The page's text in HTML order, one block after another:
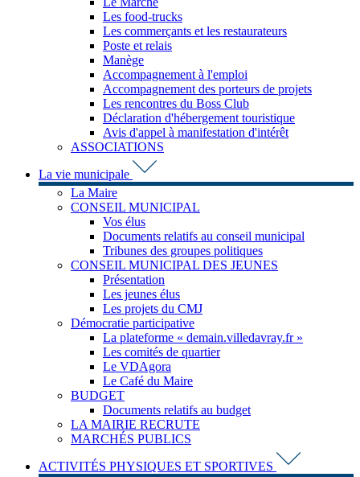
Les food-trucks
Les commerçants et les restaurateurs
Poste et relais
Manège
Accompagnement à l'emploi
Accompagnement des porteurs de projets
Les rencontres du Boss Club
Déclaration d'hébergement touristique
Avis d'appel à manifestation d'intérêt
ASSOCIATIONS
La vie municipale
La Maire
CONSEIL MUNICIPAL
Vos élus
Documents relatifs au conseil municipal
Tribunes des groupes politiques
CONSEIL MUNICIPAL DES JEUNES
Présentation
Les jeunes élus
Les projets du CMJ
Démocratie participative
La plateforme « demain.villedavray.fr »
Les comités de quartier
Le VDAgora
Le Café du Maire
BUDGET
Documents relatifs au budget
LA MAIRIE RECRUTE
MARCHÉS PUBLICS
ACTIVITÉS PHYSIQUES ET SPORTIVES